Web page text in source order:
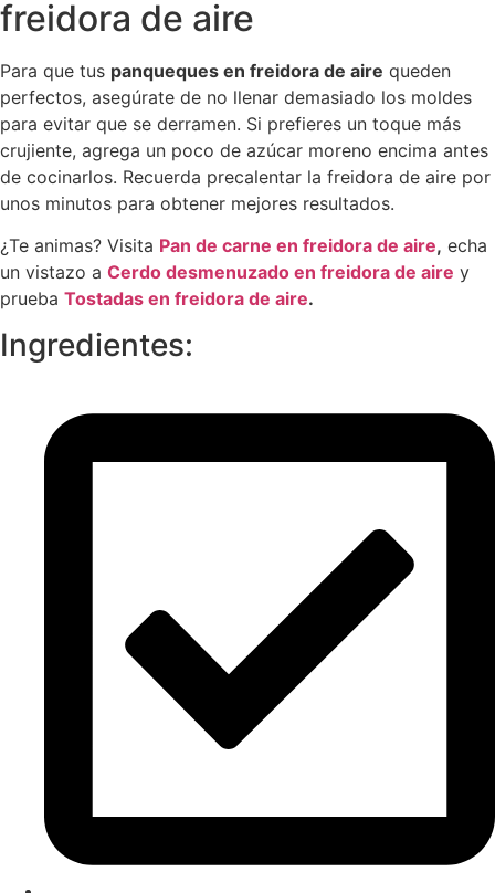
freidora de aire
Para que tus panqueques en freidora de aire queden
perfectos, asegúrate de no llenar demasiado los moldes
para evitar que se derramen. Si prefieres un toque más
crujiente, agrega un poco de azúcar moreno encima antes
de cocinarlos. Recuerda precalentar la freidora de aire por
unos minutos para obtener mejores resultados.
¿Te animas? Visita Pan de carne en freidora de aire, echa
un vistazo a Cerdo desmenuzado en freidora de aire y
prueba Tostadas en freidora de aire.
Ingredientes: